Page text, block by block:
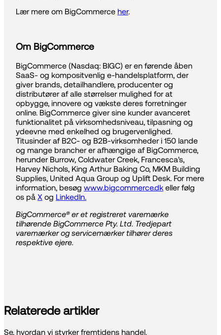
Lær mere om BigCommerce her.
Om BigCommerce
BigCommerce (Nasdaq: BIGC) er en førende åben
SaaS- og kompositvenlig e-handelsplatform, der
giver brands, detailhandlere, producenter og
distributører af alle størrelser mulighed for at
opbygge, innovere og vækste deres forretninger
online. BigCommerce giver sine kunder avanceret
funktionalitet på virksomhedsniveau, tilpasning og
ydeevne med enkelhed og brugervenlighed.
Titusinder af B2C- og B2B-virksomheder i 150 lande
og mange brancher er afhængige af BigCommerce,
herunder Burrow, Coldwater Creek, Francesca's,
Harvey Nichols, King Arthur Baking Co, MKM Building
Supplies, United Aqua Group og Uplift Desk. For mere
information, besøg www.bigcommerce.dk eller følg
os på X og LinkedIn.
BigCommerce® er et registreret varemærke
tilhørende BigCommerce Pty. Ltd. Tredjepart
varemærker og servicemærker tilhører deres
respektive ejere.
Relaterede artikler
Se, hvordan vi styrker fremtidens handel.